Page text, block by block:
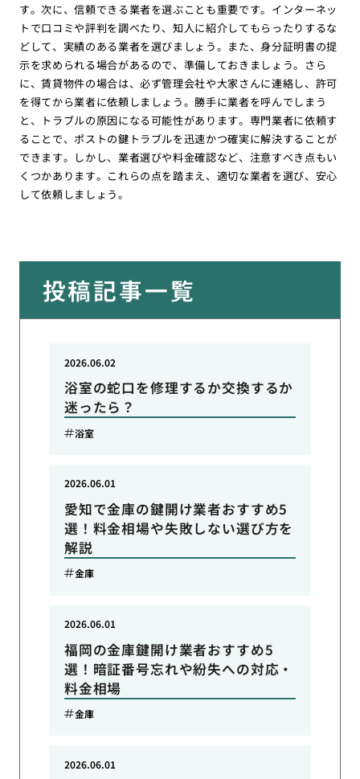
す。次に、信頼できる業者を選ぶことも重要です。インターネッ
トで口コミや評判を調べたり、知人に紹介してもらったりするな
どして、実績のある業者を選びましょう。また、身分証明書の提
示を求められる場合があるので、準備しておきましょう。さら
に、賃貸物件の場合は、必ず管理会社や大家さんに連絡し、許可
を得てから業者に依頼しましょう。勝手に業者を呼んでしまう
と、トラブルの原因になる可能性があります。専門業者に依頼す
ることで、ポストの鍵トラブルを迅速かつ確実に解決することが
できます。しかし、業者選びや料金確認など、注意すべき点もい
くつかあります。これらの点を踏まえ、適切な業者を選び、安心
して依頼しましょう。
投稿記事一覧
浴室の蛇口を修理するか交換するか
迷ったら？
2026.06.02
浴室
愛知で金庫の鍵開け業者おすすめ5
選！料金相場や失敗しない選び方を
解説
2026.06.01
金庫
福岡の金庫鍵開け業者おすすめ5
選！暗証番号忘れや紛失への対応・
料金相場
2026.06.01
金庫
2026.06.01